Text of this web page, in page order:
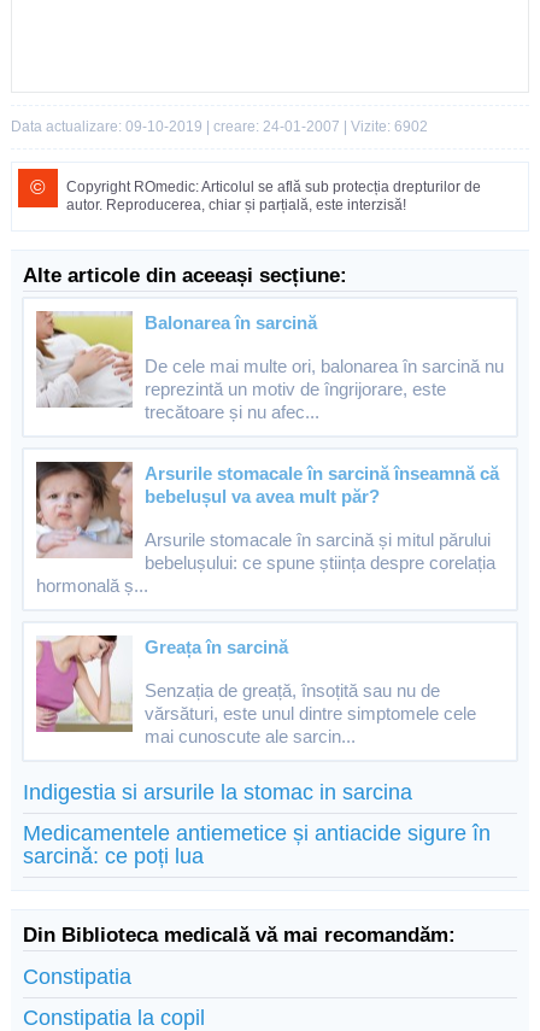
Data actualizare: 09-10-2019 | creare: 24-01-2007 | Vizite: 6902
©
Copyright ROmedic: Articolul se află sub protecția drepturilor de
autor. Reproducerea, chiar și parțială, este interzisă!
Alte articole din aceeași secțiune:
Balonarea în sarcină
De cele mai multe ori, balonarea în sarcină nu
reprezintă un motiv de îngrijorare, este
trecătoare și nu afec...
Arsurile stomacale în sarcină înseamnă că
bebelușul va avea mult păr?
Arsurile stomacale în sarcină și mitul părului
bebelușului: ce spune știința despre corelația
hormonală ș...
Greața în sarcină
Senzația de greață, însoțită sau nu de
vărsături, este unul dintre simptomele cele
mai cunoscute ale sarcin...
Indigestia si arsurile la stomac in sarcina
Medicamentele antiemetice și antiacide sigure în
sarcină: ce poți lua
Din Biblioteca medicală vă mai recomandăm:
Constipatia
Constipatia la copil